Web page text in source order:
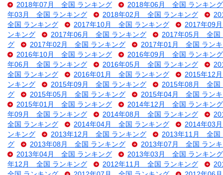
2018年07月 全国 ランキング
2018年06月 全国 ランキング
年03月 全国 ランキング
2018年02月 全国 ランキング
全国 ランキング
2017年10月 全国 ランキング
2017年09
ンキング
2017年06月 全国 ランキング
2017年05月 全国
グ
2017年02月 全国 ランキング
2017年01月 全国 ランキ
2016年10月 全国 ランキング
2016年09月 全国 ランキング
年06月 全国 ランキング
2016年05月 全国 ランキング
全国 ランキング
2016年01月 全国 ランキング
2015年12
ンキング
2015年09月 全国 ランキング
2015年08月 全国
グ
2015年05月 全国 ランキング
2015年04月 全国 ランキ
2015年01月 全国 ランキング
2014年12月 全国 ランキング
年09月 全国 ランキング
2014年08月 全国 ランキング
全国 ランキング
2014年04月 全国 ランキング
2014年03
ンキング
2013年12月 全国 ランキング
2013年11月 全国
グ
2013年08月 全国 ランキング
2013年07月 全国 ランキ
2013年04月 全国 ランキング
2013年03月 全国 ランキング
年12月 全国 ランキング
2012年11月 全国 ランキング